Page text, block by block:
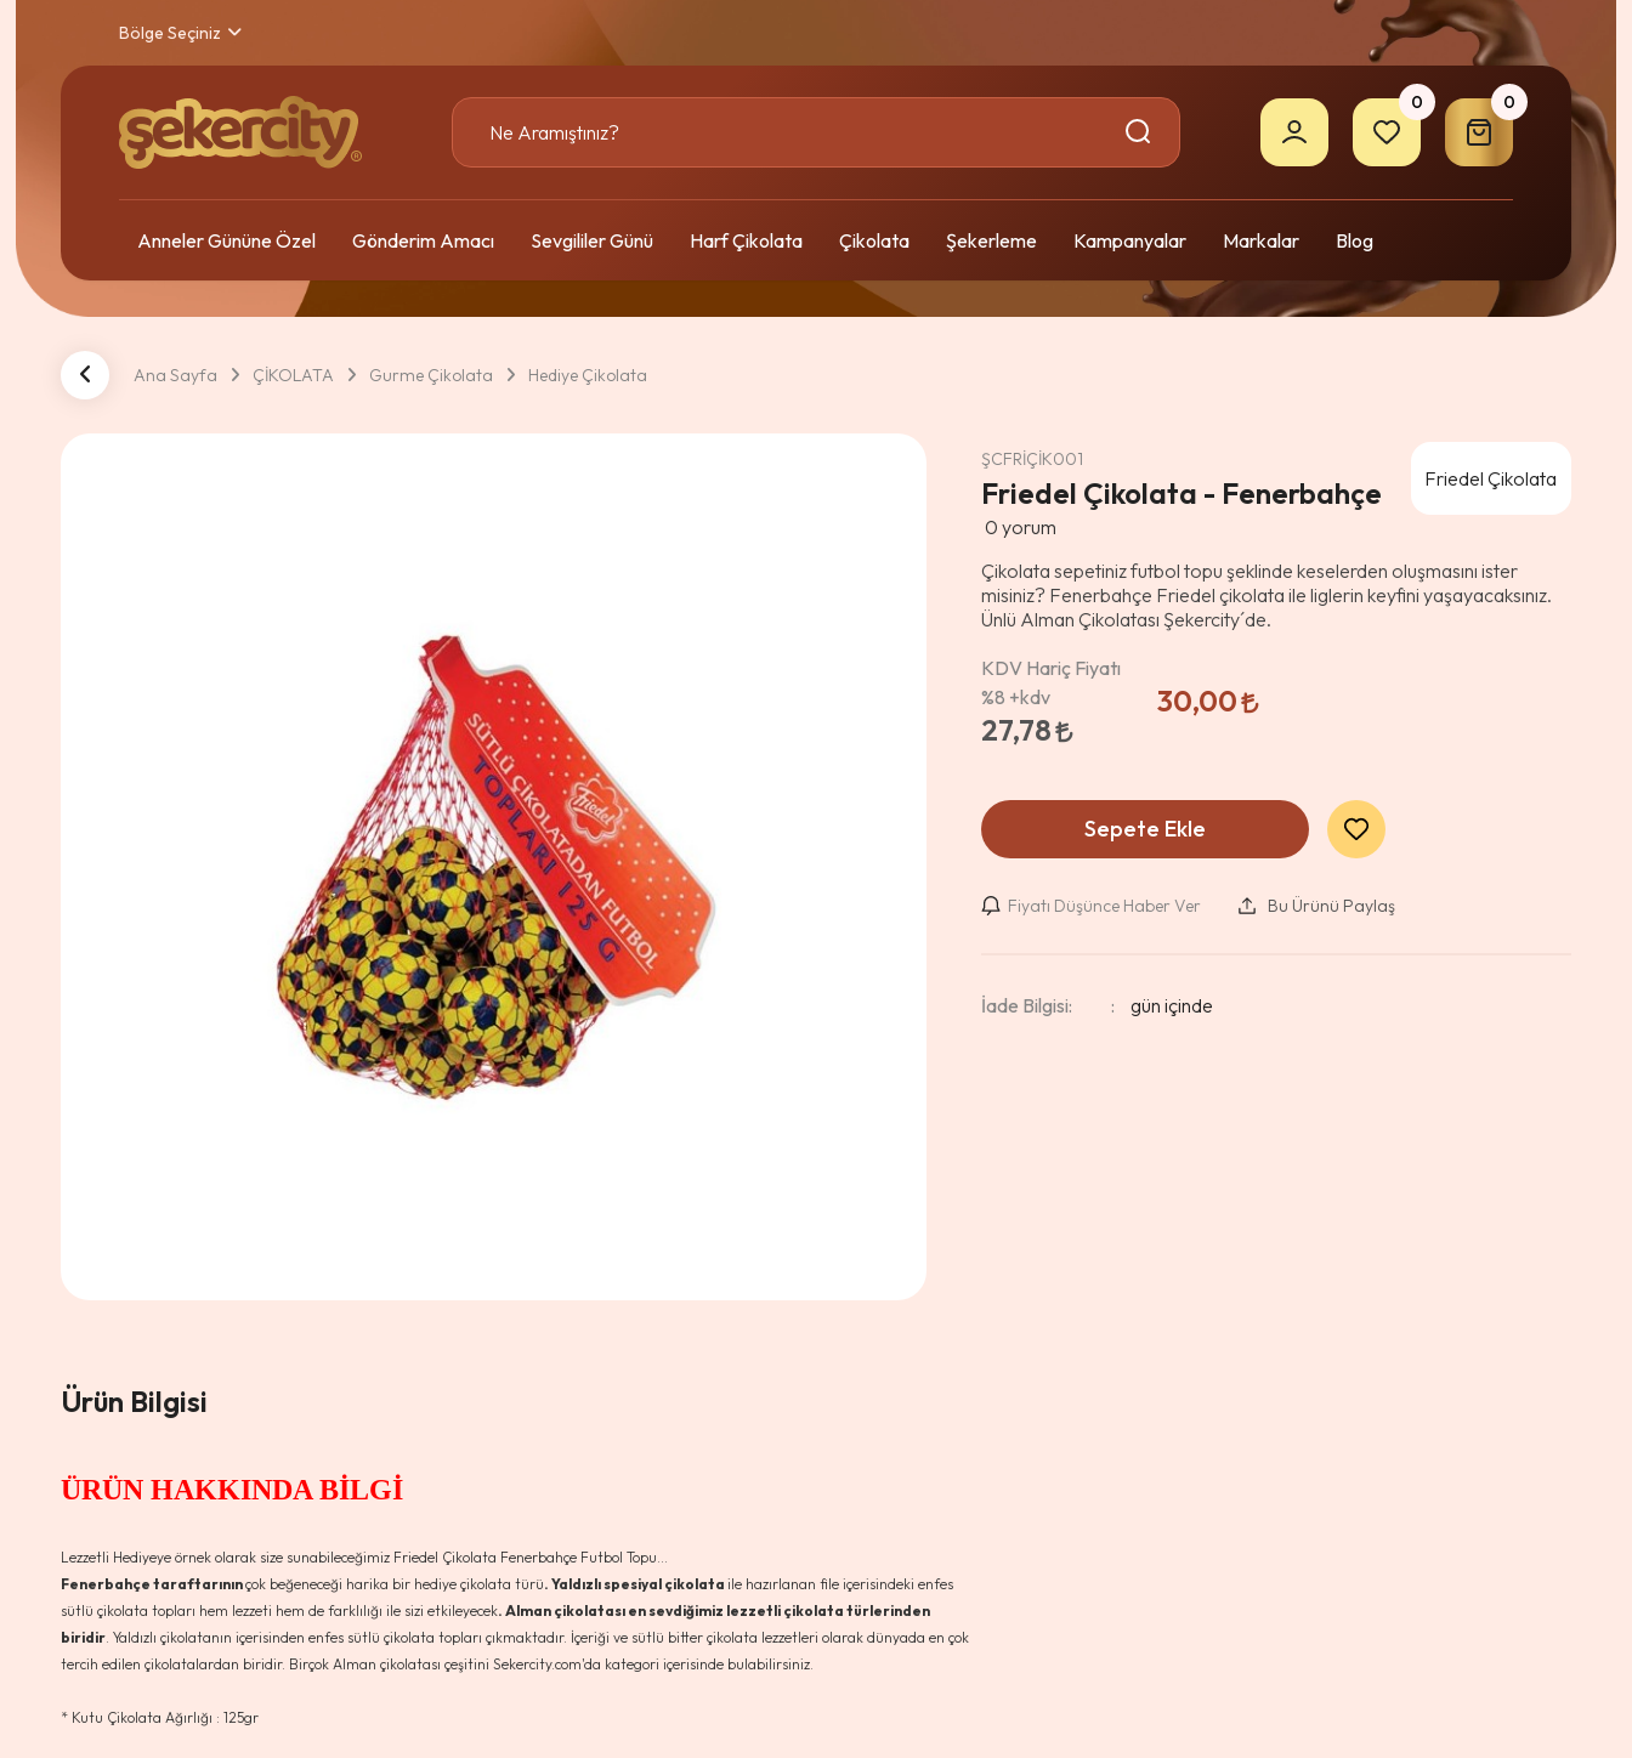
Bölge Seçiniz
0 0
Anneler Gününe Özel Gönderim Amacı Sevgililer Günü Harf Çikolata Çikolata Şekerleme Kampanyalar Markalar Blog
Ana Sayfa ÇİKOLATA Gurme Çikolata Hediye Çikolata
ŞCFRİÇİK001
Friedel Çikolata - Fenerbahçe
0 yorum
Friedel Çikolata
Çikolata sepetiniz futbol topu şeklinde keselerden oluşmasını ister
misiniz? Fenerbahçe Friedel çikolata ile liglerin keyfini yaşayacaksınız.
Ünlü Alman Çikolatası Şekercity´de.
KDV Hariç Fiyatı
%8 +kdv
27,78
30,00
Sepete Ekle
Fiyatı Düşünce Haber Ver Bu Ürünü Paylaş
İade Bilgisi:
Ürün Bilgisi
ÜRÜN HAKKINDA BİLGİ
Lezzetli Hediyeye örnek olarak size sunabileceğimiz Friedel Çikolata Fenerbahçe Futbol Topu...
Fenerbahçe taraftarınınçok beğeneceği harika bir hediye çikolata türü. Yaldızlı spesiyal çikolata ile hazırlanan file içerisindeki enfes
sütlü çikolata topları hem lezzeti hem de farklılığı ile sizi etkileyecek. Alman çikolatası en sevdiğimiz lezzetli çikolata türlerinden
biridir. Yaldızlı çikolatanın içerisinden enfes sütlü çikolata topları çıkmaktadır. İçeriği ve sütlü bitter çikolata lezzetleri olarak dünyada en çok
tercih edilen çikolatalardan biridir. Birçok Alman çikolatası çeşitini Sekercity.com'da kategori içerisinde bulabilirsiniz.
* Kutu Çikolata Ağırlığı : 125gr